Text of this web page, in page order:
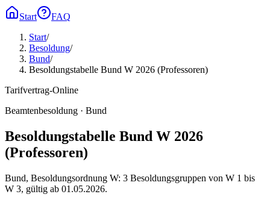
Start
FAQ
Start/
Besoldung/
Bund/
Besoldungstabelle Bund W 2026 (Professoren)
Tarifvertrag-Online
Beamtenbesoldung · Bund
Besoldungstabelle Bund W 2026
(Professoren)
Bund, Besoldungsordnung W: 3 Besoldungsgruppen von W 1 bis
W 3, gültig ab 01.05.2026.